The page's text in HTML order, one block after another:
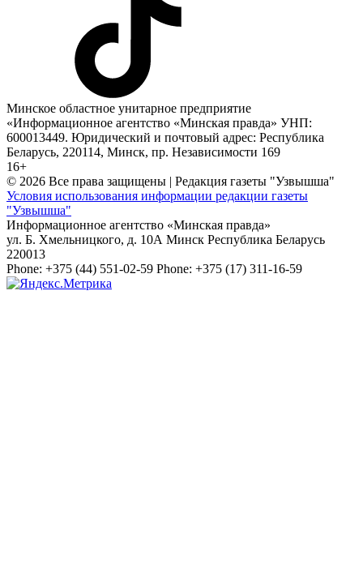
Минское областное унитарное предприятие
«Информационное агентство «Минская правда» УНП:
600013449. Юридический и почтовый адрес: Республика
Беларусь, 220114, Минск, пр. Независимости 169
16+
© 2026 Все права защищены | Редакция газеты "Узвышша"
Условия использования информации редакции газеты
"Узвышша"
Информационное агентство «Минская правда»
ул. Б. Хмельницкого, д. 10А Минск Республика Беларусь
220013
Phone: +375 (44) 551-02-59 Phone: +375 (17) 311-16-59